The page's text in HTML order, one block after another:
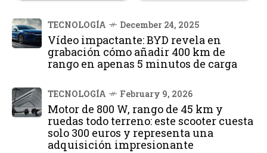
TECNOLOGÍA December 24, 2025
Vídeo impactante: BYD revela en
grabación cómo añadir 400 km de
rango en apenas 5 minutos de carga
TECNOLOGÍA February 9, 2026
Motor de 800 W, rango de 45 km y
ruedas todo terreno: este scooter cuesta
solo 300 euros y representa una
adquisición impresionante